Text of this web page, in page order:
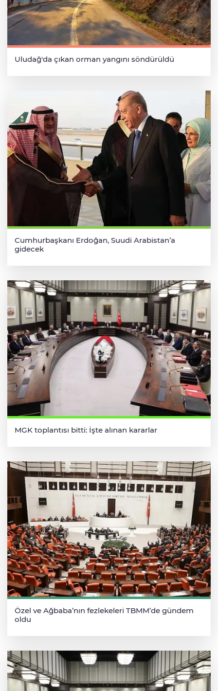
Uludağ'da çıkan orman yangını söndürüldü
Cumhurbaşkanı Erdoğan, Suudi Arabistan’a
gidecek
MGK toplantısı bitti: İşte alınan kararlar
Özel ve Ağbaba’nın fezlekeleri TBMM’de gündem
oldu